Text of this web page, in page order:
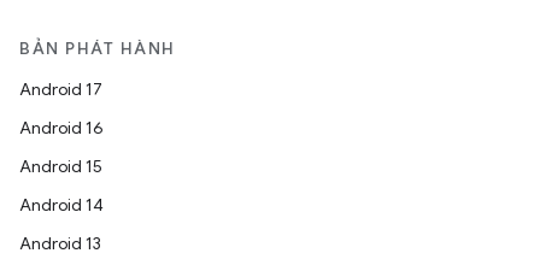
BẢN PHÁT HÀNH
Android 17
Android 16
Android 15
Android 14
Android 13